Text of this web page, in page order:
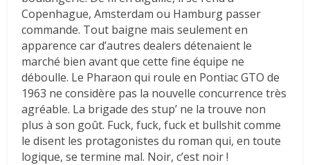
Copenhague, Amsterdam ou Hamburg passer
commande. Tout baigne mais seulement en
apparence car d’autres dealers détenaient le
marché bien avant que cette fine équipe ne
déboulle. Le Pharaon qui roule en Pontiac GTO de
1963 ne considère pas la nouvelle concurrence très
agréable. La brigade des stup’ ne la trouve non
plus à son goût. Fuck, fuck, fuck et bullshit comme
le disent les protagonistes du roman qui, en toute
logique, se termine mal. Noir, c’est noir !